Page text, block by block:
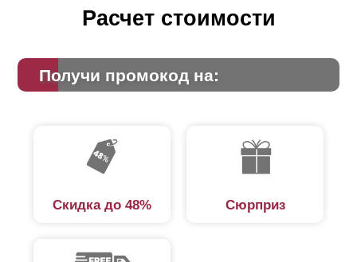
Расчет стоимости
Получи промокод на:
Скидка до 48% Сюрприз